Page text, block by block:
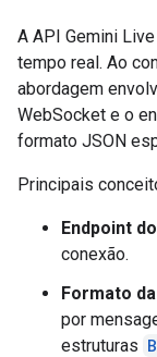
A API Gemini
tempo real. Ao
abordagem
WebSocket e o
formato JSON
Principais
Endpoint
conexão.
Formato
por
estruturas